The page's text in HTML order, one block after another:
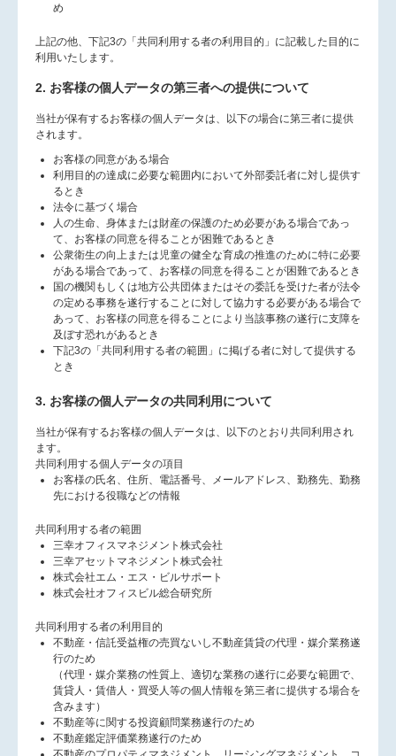
め
上記の他、下記3の「共同利用する者の利用目的」に記載した目的に
利用いたします。
2. お客様の個人データの第三者への提供について
当社が保有するお客様の個人データは、以下の場合に第三者に提供
されます。
お客様の同意がある場合
利用目的の達成に必要な範囲内において外部委託者に対し提供す
るとき
法令に基づく場合
人の生命、身体または財産の保護のため必要がある場合であっ
て、お客様の同意を得ることが困難であるとき
公衆衛生の向上または児童の健全な育成の推進のために特に必要
がある場合であって、お客様の同意を得ることが困難であるとき
国の機関もしくは地方公共団体またはその委託を受けた者が法令
の定める事務を遂行することに対して協力する必要がある場合で
あって、お客様の同意を得ることにより当該事務の遂行に支障を
及ぼす恐れがあるとき
下記3の「共同利用する者の範囲」に掲げる者に対して提供する
とき
3. お客様の個人データの共同利用について
当社が保有するお客様の個人データは、以下のとおり共同利用され
ます。
共同利用する個人データの項目
お客様の氏名、住所、電話番号、メールアドレス、勤務先、勤務
先における役職などの情報
共同利用する者の範囲
三幸オフィスマネジメント株式会社
三幸アセットマネジメント株式会社
株式会社エム・エス・ビルサポート
株式会社オフィスビル総合研究所
共同利用する者の利用目的
不動産・信託受益権の売買ないし不動産賃貸の代理・媒介業務遂
行のため
（代理・媒介業務の性質上、適切な業務の遂行に必要な範囲で、
賃貸人・賃借人・買受人等の個人情報を第三者に提供する場合を
含みます）
不動産等に関する投資顧問業務遂行のため
不動産鑑定評価業務遂行のため